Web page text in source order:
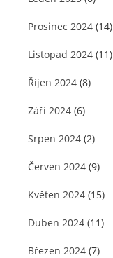
Prosinec 2024 (14)
Listopad 2024 (11)
Říjen 2024 (8)
Září 2024 (6)
Srpen 2024 (2)
Červen 2024 (9)
Květen 2024 (15)
Duben 2024 (11)
Březen 2024 (7)